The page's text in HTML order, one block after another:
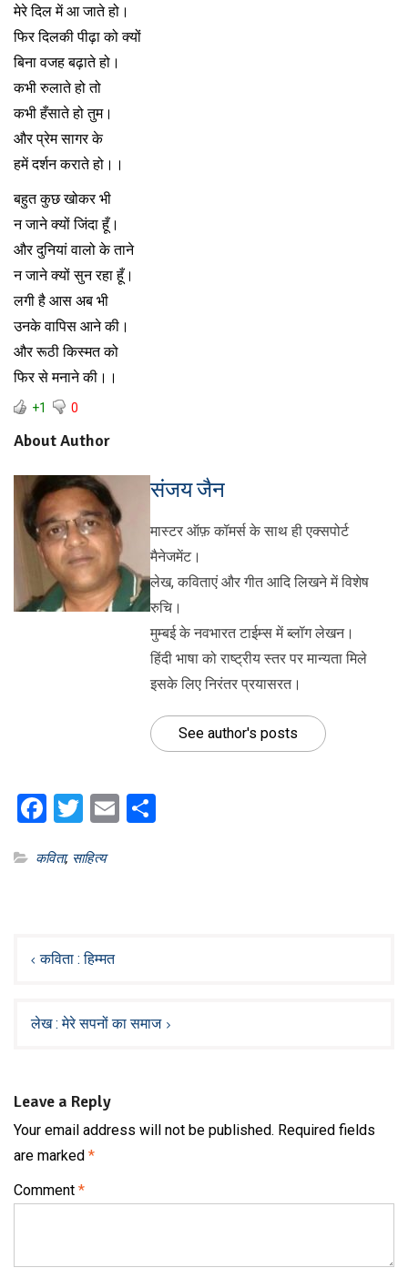
मेरे दिल में आ जाते हो।
फिर दिलकी पीढ़ा को क्यों
बिना वजह बढ़ाते हो।
कभी रुलाते हो तो
कभी हँसाते हो तुम।
और प्रेम सागर के
हमें दर्शन कराते हो।।
बहुत कुछ खोकर भी
न जाने क्यों जिंदा हूँ।
और दुनियां वालो के ताने
न जाने क्यों सुन रहा हूँ।
लगी है आस अब भी
उनके वापिस आने की।
और रूठी किस्मत को
फिर से मनाने की।।
+1 0
About Author
संजय जैन
मास्टर ऑफ़ कॉमर्स के साथ ही एक्सपोर्ट
मैनेजमेंट।
लेख, कविताएं और गीत आदि लिखने में विशेष
रुचि।
मुम्बई के नवभारत टाईम्स में ब्लॉग लेखन।
हिंदी भाषा को राष्ट्रीय स्तर पर मान्यता मिले
इसके लिए निरंतर प्रयासरत।
See author's posts
Facebook
Twitter
Email
कविता, साहित्य
navigation
कविता : हिम्मत
लेख : मेरे सपनों का समाज
Leave a Reply
Your email address will not be published. Required fields
are marked *
Comment *